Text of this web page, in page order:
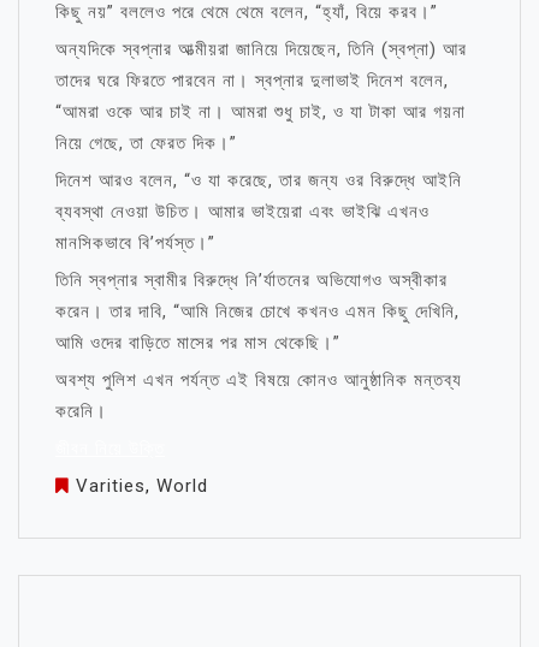
কিছু নয়” বললেও পরে থেমে থেমে বলেন, “হ্যাঁ, বিয়ে করব।”
অন্যদিকে স্বপ্নার আত্মীয়রা জানিয়ে দিয়েছেন, তিনি (স্বপ্না) আর
তাদের ঘরে ফিরতে পারবেন না। স্বপ্নার দুলাভাই দিনেশ বলেন,
“আমরা ওকে আর চাই না। আমরা শুধু চাই, ও যা টাকা আর গয়না
নিয়ে গেছে, তা ফেরত দিক।”
দিনেশ আরও বলেন, “ও যা করেছে, তার জন্য ওর বিরুদ্ধে আইনি
ব্যবস্থা নেওয়া উচিত। আমার ভাইয়েরা এবং ভাইঝি এখনও
মানসিকভাবে বি’পর্যস্ত।”
তিনি স্বপ্নার স্বামীর বিরুদ্ধে নি’র্যাতনের অভিযোগও অস্বীকার
করেন। তার দাবি, “আমি নিজের চোখে কখনও এমন কিছু দেখিনি,
আমি ওদের বাড়িতে মাসের পর মাস থেকেছি।”
অবশ্য পুলিশ এখন পর্যন্ত এই বিষয়ে কোনও আনুষ্ঠানিক মন্তব্য
করেনি।
Varities, World